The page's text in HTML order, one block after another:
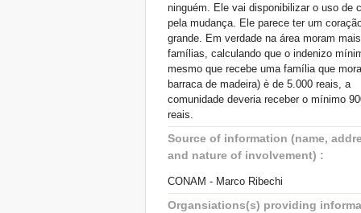
ninguém. Ele vai disponibilizar o uso de
pela mudança. Ele parece ter um
grande. Em verdade na área moram
famílias, calculando que o indenizo
mesmo que recebe uma família que
barraca de madeira) è de 5.000 reais, a
comunidade deveria receber o mínimo
reais.
Source of information (name,
and nature of involvement) :
CONAM - Marco Ribechi
Organsiations(s) providing